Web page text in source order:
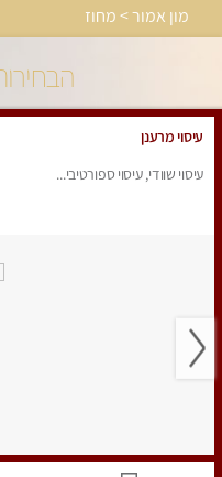
מון אמור > מחוז
עיסוי מרענן
עיסוי שוודי, עיסוי ספורטיבי...